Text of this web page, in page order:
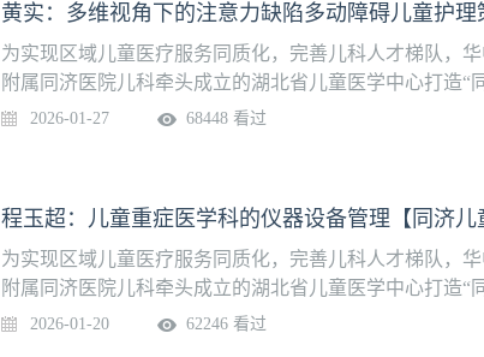
为实现区域儿童医疗服务同质化，完善儿科人才梯队，
附属同济医院儿科牵头成立的湖北省儿童医学中心打造“
堂”，每周二晚19:30准时上线！特色护理专题月多维视
2026-01-27 68448 看过
为实现区域儿童医疗服务同质化，完善儿科人才梯队，
附属同济医院儿科牵头成立的湖北省儿童医学中心打造“
堂”，每周二晚19:30准时上线！特色护理专题月儿童重
2026-01-20 62246 看过